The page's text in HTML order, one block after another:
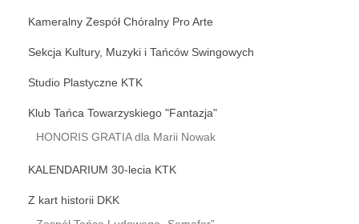
Kameralny Zespół Chóralny Pro Arte
Sekcja Kultury, Muzyki i Tańców Swingowych
Studio Plastyczne KTK
Klub Tańca Towarzyskiego "Fantazja"
HONORIS GRATIA dla Marii Nowak
KALENDARIUM 30-lecia KTK
Z kart historii DKK